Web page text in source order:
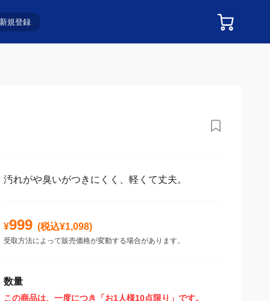
新規登録
汚れがや臭いがつきにくく、軽くて丈夫。
¥999 (税込¥1,098)
受取方法によって販売価格が変動する場合があります。
数量